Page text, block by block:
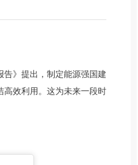
告》提出，制定能源强国建
高效利用。这为未来一段时